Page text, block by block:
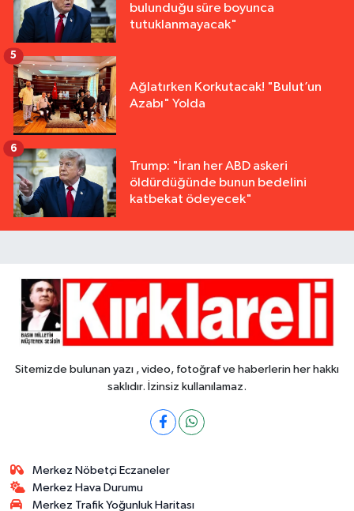
bulunduğu süre boyunca
tutuklanmayacak"
Ağlatırken Korkutacak! "Bulut’un
Azabı" Yolda
5
Trump: "İran her ABD askeri
öldürdüğünde bunun bedelini
katbekat ödeyecek"
6
Sitemizde bulunan yazı , video, fotoğraf ve haberlerin her hakkı
saklıdır. İzinsiz kullanılamaz.
Merkez Nöbetçi Eczaneler
Merkez Hava Durumu
Merkez Trafik Yoğunluk Haritası